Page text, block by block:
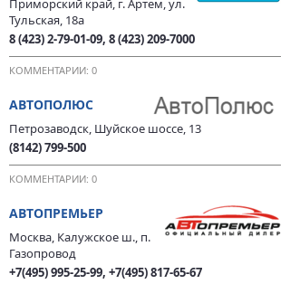
Приморский край, г. Артем, ул.
Тульская, 18а
8 (423) 2-79-01-09, 8 (423) 209-7000
КОММЕНТАРИИ: 0
АВТОПОЛЮС
Петрозаводск, Шуйское шоссе, 13
(8142) 799-500
КОММЕНТАРИИ: 0
АВТОПРЕМЬЕР
Москва, Калужское ш., п.
Газопровод
+7(495) 995-25-99, +7(495) 817-65-67